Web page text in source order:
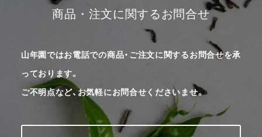
商品・注文に関するお問合せ
山年園ではお電話での商品・ご注文に関するお問合せを承
っております。
ご不明点など、お気軽にお問合せくださいませ。